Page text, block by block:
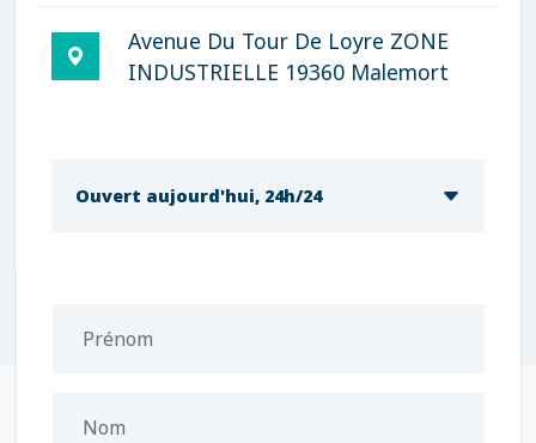
Avenue Du Tour De Loyre ZONE
INDUSTRIELLE 19360 Malemort
Ouvert aujourd'hui, 24h/24
Prénom
Nom